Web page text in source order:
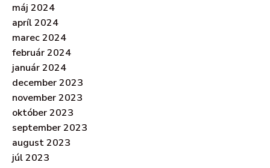
máj 2024
apríl 2024
marec 2024
február 2024
január 2024
december 2023
november 2023
október 2023
september 2023
august 2023
júl 2023